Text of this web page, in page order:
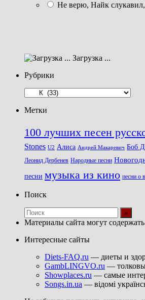
Не верю, Найк слукавил,
Загрузка ...
Рубрики
Рубрики
Метки
100 лучших песен
Stones U2 Алиса Андрей Макаревич Боб
Леонид Дербенев Народные песни
песни музыка из кино песни о
Поиск
Материалы сайта могут
Интересные сайты
Diets-FAQ.ru — диеты и
GambLINGVO.ru —
Showplaces.ru — самые
Songs.in.ua — відомі